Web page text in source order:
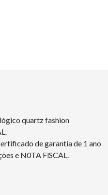
quartz fashion
de garantia de 1 ano
e N0TA FlSCAL.